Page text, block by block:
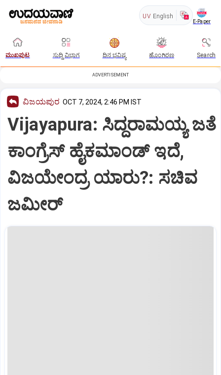
UV English
E-Paper
ಮುಖಪುಟ ಸುದ್ದಿ ವಿಭಾಗ ದಿನ ಭವಿಷ್ಯ ಹೊಂಗಿರಣ Search
ADVERTISEMENT
ವಿಜಯಪುರ OCT 7, 2024, 2:46 PM IST
Vijayapura: ಸಿದ್ದರಾಮಯ್ಯ ಜತೆ
ಕಾಂಗ್ರೆಸ್ ಹೈಕಮಾಂಡ್ ಇದೆ,
ವಿಜಯೇಂದ್ರ ಯಾರು?: ಸಚಿವ
ಜಮೀರ್